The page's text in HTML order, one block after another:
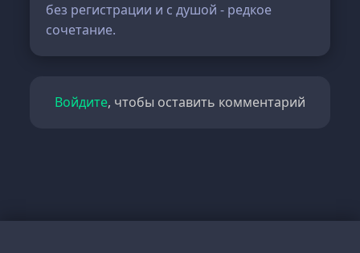
без регистрации и с душой - редкое
сочетание.
Войдите, чтобы оставить комментарий